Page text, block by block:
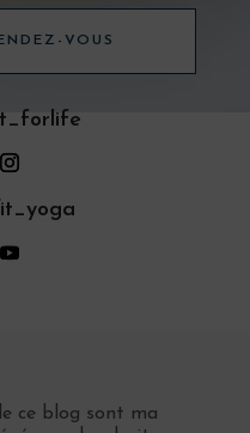
VOUS
ce blog sont ma